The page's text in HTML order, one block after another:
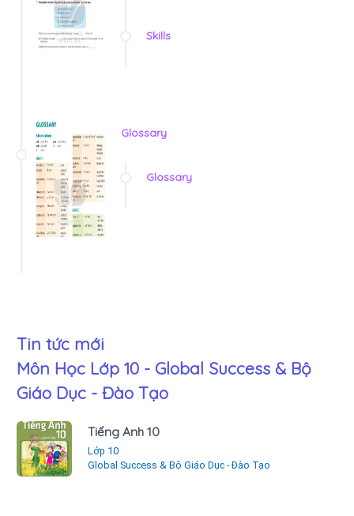
Skills
Glossary
Glossary
Tin tức mới
Môn Học Lớp 10 - Global Success & Bộ
Giáo Dục - Đào Tạo
Tiếng Anh 10
Lớp 10
Global Success & Bộ Giáo Dục - Đào Tạo